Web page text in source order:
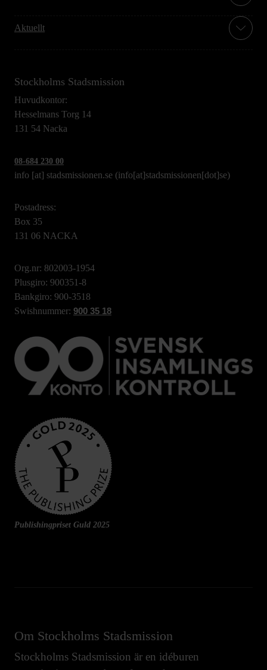
Aktuellt
Stockholms Stadsmission
Huvudkontor:
Hesselmans Torg 14
131 54 Nacka
08-684 230 00
info [at] stadsmissionen.se (info[at]stadsmissionen[dot]se)
Postadress:
Box 35
131 06 NACKA
Org.nr: 802003-1954
Plusgiro: 900351-8
Bankgiro: 900-3518
Swishnummer: 900 35 18
Publishingpriset Guld 2025
Om Stockholms Stadsmission
Stockholms Stadsmission är en idéburen